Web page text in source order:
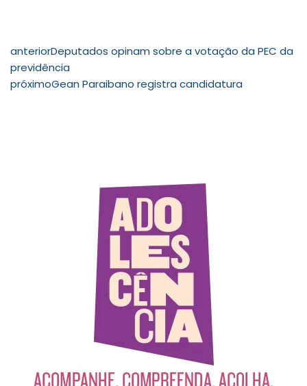
anteriorDeputados opinam sobre a votação da PEC da
previdência
próximoGean Paraibano registra candidatura